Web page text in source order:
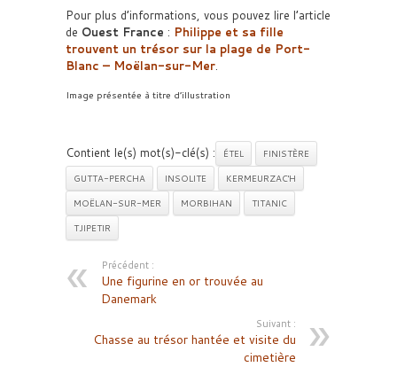
Pour plus d’informations, vous pouvez lire l’article
de Ouest France : Philippe et sa fille
trouvent un trésor sur la plage de Port-
Blanc – Moëlan-sur-Mer.
Image présentée à titre d’illustration
Contient le(s) mot(s)-clé(s) : ÉTEL
FINISTÈRE
GUTTA-PERCHA
INSOLITE
KERMEURZAC'H
MOËLAN-SUR-MER
MORBIHAN
TITANIC
TJIPETIR
Précédent :
Une figurine en or trouvée au
Danemark
Suivant :
Chasse au trésor hantée et visite du
cimetière